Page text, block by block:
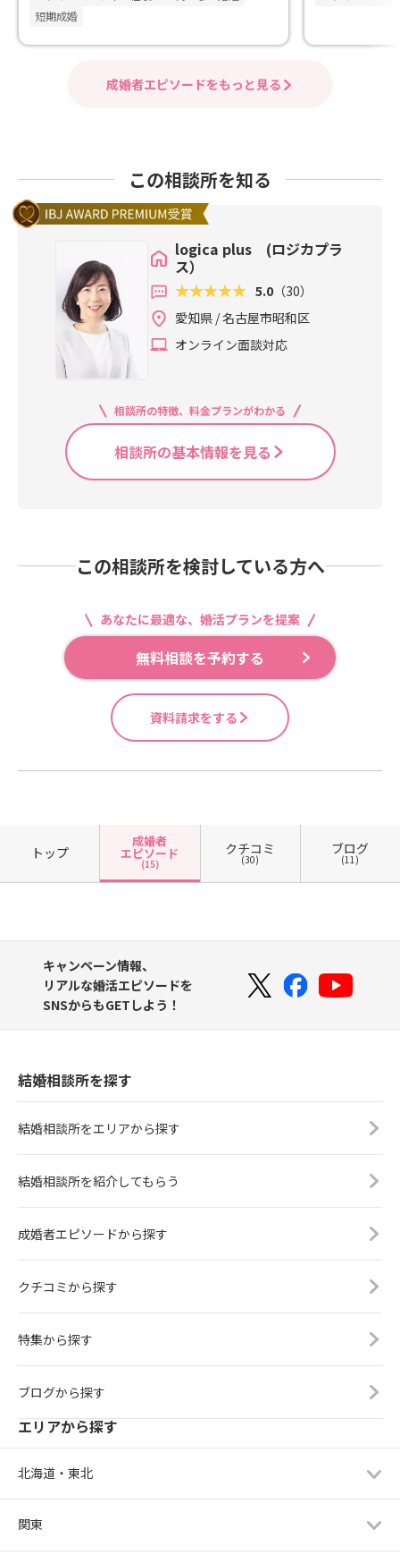
短期成婚
成婚者エピソードをもっと見る
この相談所を知る
logica plus (ロジカプラ
ス）
5.0 （30）
愛知県 / 名古屋市昭和区
オンライン面談対応
相談所の特徴、料金プランがわかる
相談所の基本情報を見る
この相談所を検討している方へ
あなたに最適な、婚活プランを提案
無料相談を予約する
資料請求をする
トップ
成婚者
エピソード
(15)
クチコミ
(30)
ブログ
(11)
キャンペーン情報、
リアルな婚活エピソードを
SNSからもGETしよう！
結婚相談所を探す
結婚相談所をエリアから探す
結婚相談所を紹介してもらう
成婚者エピソードから探す
クチコミから探す
特集から探す
ブログから探す
エリアから探す
北海道・東北
関東